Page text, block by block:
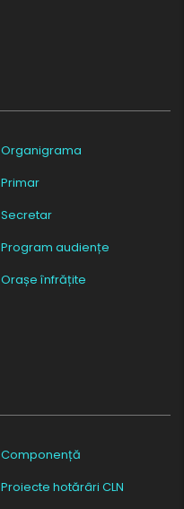
Organigrama
Primar
Secretar
Program audiențe
Orașe înfrățite
Componență
Proiecte hotărâri CLN